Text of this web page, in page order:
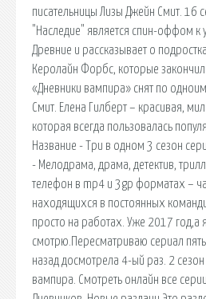
писательницы Лизы Джейн Смит. 16
"Наследие" является спин-оффом к
Древние и рассказывает о
Керолайн Форбс, которые
«Дневники вампира» снят по
Смит. Елена Гилберт – красивая,
которая всегда пользовалась
Название - Три в одном 3 сезон
- Мелодрама, драма, детектив,
телефон в mp4 и 3gp форматах –
находящихся в постоянных
просто на работах. Уже 2017 год,а
смотрю.Пересматриваю сериал
назад досмотрела 4-ый раз. 2
вампира. Смотреть онлайн все